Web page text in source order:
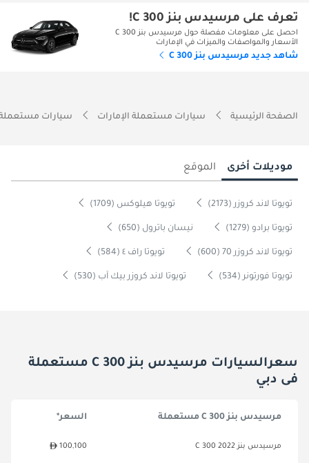
تعرف على مرسيدس بنز C 300!
احصل على معلومات مفصلة حول مرسيدس بنز C 300
الأسعار والمواصفات والميزات في الإمارات
شاهد جديد مرسيدس بنز C 300
الصفحة الرئيسية سيارات مستعملة الإمارات سيارات
موديلات أخرى الموقع
تويوتا لاند كروزر (2173) تويوتا هيلوكس (1709)
تويوتا برادو (1279) نيسان باترول (650)
تويوتا لاند كروزر 70 (600) تويوتا راف ٤ (584)
تويوتا فورتونر (534) تويوتا لاند كروزر بيك آب (530)
سعرالسيارات مرسيدس بنز C 300 مستعملة
فى دبي
مرسيدس بنز C 300 مستعملة السعر*
مرسيدس بنز C 300 2022 100,100